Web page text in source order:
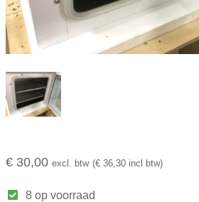
€ 30,00 excl. btw (€ 36,30 incl btw)
8 op voorraad